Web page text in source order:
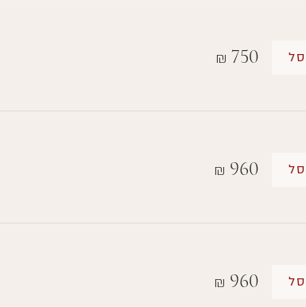
₪ 750
₪ 960
₪ 960